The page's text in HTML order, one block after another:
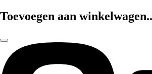
Toevoegen aan